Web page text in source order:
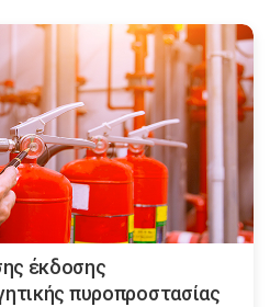
έκδοσης
πυροπροστασίας